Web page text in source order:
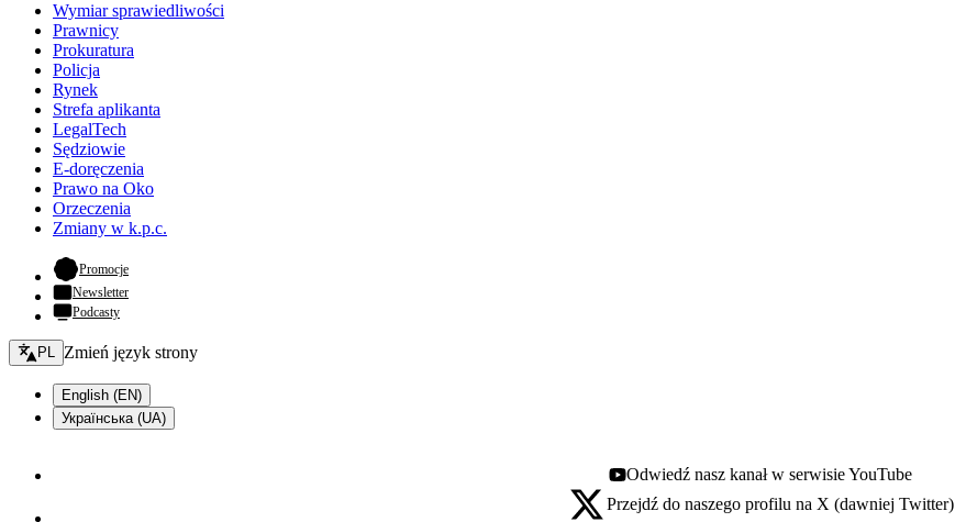
Wymiar sprawiedliwości
Prawnicy
Prokuratura
Policja
Rynek
Strefa aplikanta
LegalTech
Sędziowie
E-doręczenia
Prawo na Oko
Orzeczenia
Zmiany w k.p.c.
Promocje- otwiera się w nowej karcie
Newsletter
Podcasty
Zmień język - bieżący:
PL Zmień język strony
English (EN)
Українська (UA)
Youtube - otwiera się w nowej karcie
Odwiedź nasz kanał w serwisie YouTube
X - otwiera się w nowej karcie
Przejdź do naszego profilu na X (dawniej Twitter)